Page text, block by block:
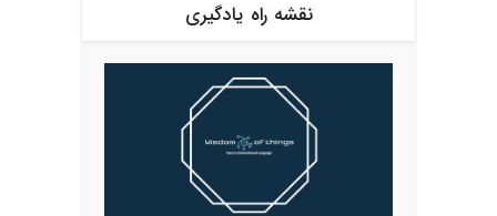
نقشه راه یادگیری